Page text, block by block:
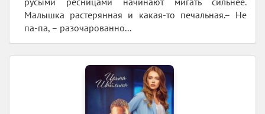
Малышка растерянная и какая-то печальная.– Не
па-па, – разочарованно...